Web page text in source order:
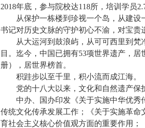
2018年底，参与院校达118所，培训学员
从保护一栋楼到珍视一个岛，从建设
书记对历史文脉的守护初心不渝，对宝贵
从大运河到鼓浪屿，从可可西里到梵
目。迄今，中国已拥有53项世界遗产，
册），居世界榜首。
积跬步以至千里，积小流而成江海。
党的十八大以来，文化和自然遗产保
中办、国办印发《关于实施中华优秀
传统文化传承发展工作；《关于实施革
育社会主义核心价值观方面的重要作用